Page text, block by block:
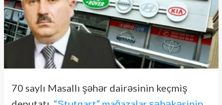
70 saylı Masallı şəhər dairəsinin keçmiş